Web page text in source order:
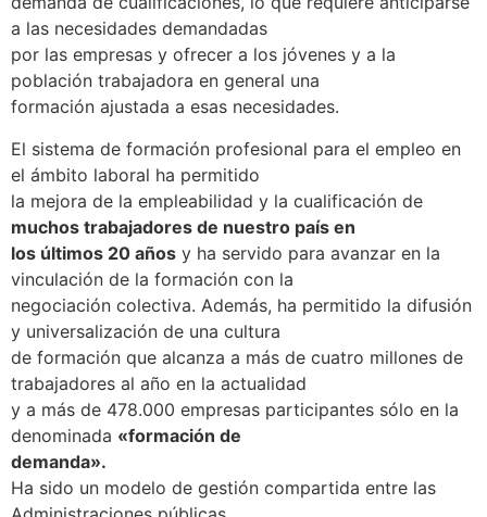
a las necesidades demandadas
por las empresas y ofrecer a los jóvenes y a la
población trabajadora en general una
formación ajustada a esas necesidades.
El sistema de formación profesional para el empleo en
el ámbito laboral ha permitido
la mejora de la empleabilidad y la cualificación de
muchos trabajadores de nuestro país en
los últimos 20 años y ha servido para avanzar en la
vinculación de la formación con la
negociación colectiva. Además, ha permitido la difusión
y universalización de una cultura
de formación que alcanza a más de cuatro millones de
trabajadores al año en la actualidad
y a más de 478.000 empresas participantes sólo en la
denominada «formación de
demanda».
Ha sido un modelo de gestión compartida entre las